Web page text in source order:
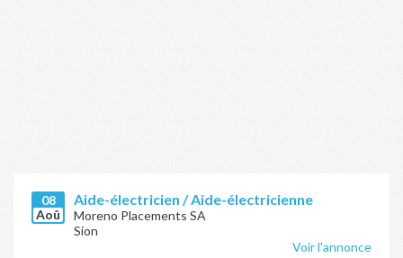
08
Aoû
Aide-électricien / Aide-électricienne
Moreno Placements SA
Sion
Voir l'annonce